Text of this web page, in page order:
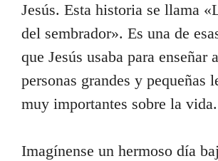
Jesús. Esta historia se llama
del sembrador». Es una de
que Jesús usaba para enseñar
personas grandes y pequeñas
muy importantes sobre la vida.
Imagínense un hermoso día